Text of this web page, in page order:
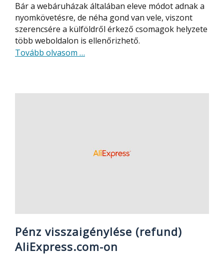
Bár a webáruházak általában eleve módot adnak a
nyomkövetésre, de néha gond van vele, viszont
szerencsére a külföldről érkező csomagok helyzete
több weboldalon is ellenőrizhető.
Tovább olvasom about
…
Pénz visszaigénylése (refund)
AliExpress.com-on